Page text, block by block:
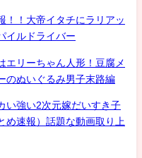
！！大帝イタチにラリアッ
イルドライバー
リーちゃん人形！豆腐メ
のぬいぐるみ男子末路編
い強い2次元嫁だいすき子
め速報）話題な動画取り上